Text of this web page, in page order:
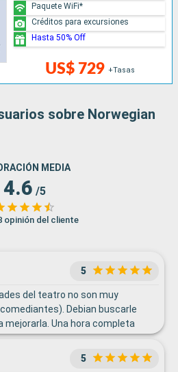
US$ 729 +Tasas
Paquete WiFi*
Créditos para excursiones
Hasta 50% Off
sobre Norwegian
MEDIA
4.6 /5
opinión del cliente
5
del teatro no son muy
Debian buscarle
mejorarla. Una hora completa
por separado es demasiado.
5